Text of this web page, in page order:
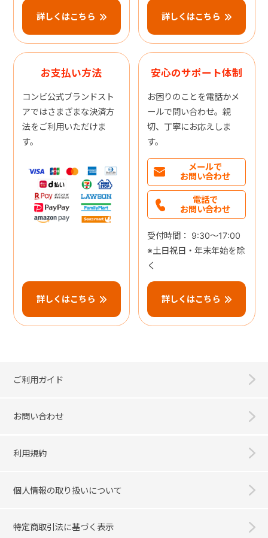
詳しくはこちら 詳しくはこちら
お支払い方法
コンビ公式ブランドスト
アではさまざまな決済方
法をご利用いただけま
す。
詳しくはこちら
安心のサポート体制
お困りのことを電話かメ
ールで問い合わせ。親
切、丁寧にお応えしま
す。
メールで
お問い合わせ
電話で
お問い合わせ
受付時間： 9:30～17:00
※土日祝日・年末年始を除
く
詳しくはこちら
ご利用ガイド
お問い合わせ
利用規約
個人情報の取り扱いについて
特定商取引法に基づく表示